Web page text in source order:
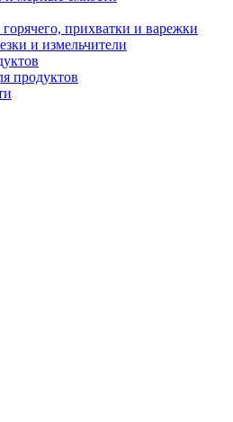
прихватки и варежки
и измельчители
продуктов